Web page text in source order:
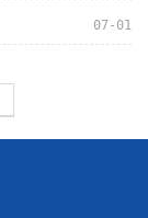
07-01